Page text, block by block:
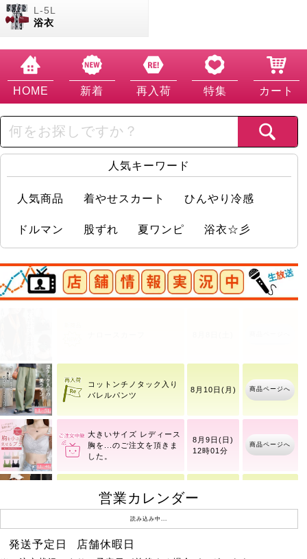
浴衣
HOME 新着 再入荷 特集 カート
人気キーワード
人気商品 着やせスカート ひんやり冷感
ドルマン 股ずれ 夏ワンピ 浴衣☆彡
店舗情報実況中
コットンチノタック入り
バレルパンツ
8月10日(月) 商品ページへ
大きいサイズ レディース
胸を
8月9日(日)
12時01分
商品ページへ
ワッフルベストフェイク
レイヤードプルオーバー
8月10日(月)
バタフライ＆ラインスト
営業カレンダー
読み込み中...
発送予定日 店舗休暇日